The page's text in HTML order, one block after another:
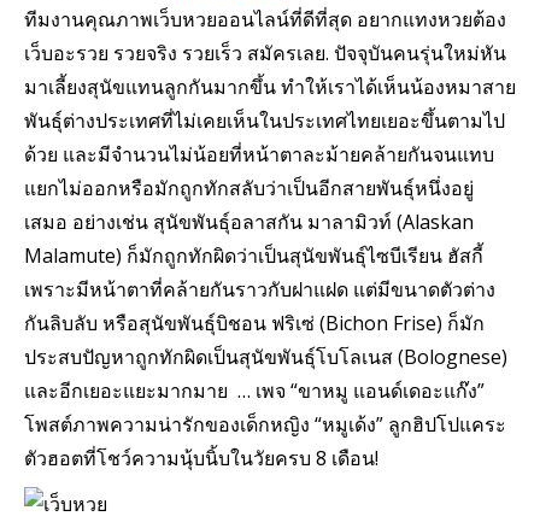
ทีมงานคุณภาพเว็บหวยออนไลน์ที่ดีที่สุด อยากแทงหวยต้อง
เว็บอะรวย รวยจริง รวยเร็ว สมัครเลย. ปัจจุบันคนรุ่นใหม่หัน
มาเลี้ยงสุนัขแทนลูกกันมากขึ้น ทำให้เราได้เห็นน้องหมาสาย
พันธุ์ต่างประเทศที่ไม่เคยเห็นในประเทศไทยเยอะขึ้นตามไป
ด้วย และมีจำนวนไม่น้อยที่หน้าตาละม้ายคล้ายกันจนแทบ
แยกไม่ออกหรือมักถูกทักสลับว่าเป็นอีกสายพันธุ์หนึ่งอยู่
เสมอ อย่างเช่น สุนัขพันธุ์อลาสกัน มาลามิวท์ (Alaskan
Malamute) ก็มักถูกทักผิดว่าเป็นสุนัขพันธุ์ไซบีเรียน ฮัสกี้
เพราะมีหน้าตาที่คล้ายกันราวกับฝาแฝด แต่มีขนาดตัวต่าง
กันลิบลับ หรือสุนัขพันธุ์บิชอน ฟริเซ่ (Bichon Frise) ก็มัก
ประสบปัญหาถูกทักผิดเป็นสุนัขพันธุ์โบโลเนส (Bolognese)
และอีกเยอะแยะมากมาย … เพจ “ขาหมู แอนด์เดอะแก๊ง”
โพสต์ภาพความน่ารักของเด็กหญิง “หมูเด้ง” ลูกฮิปโปแคระ
ตัวฮอตที่โชว์ความนุ้บนิ้บในวัยครบ 8 เดือน!